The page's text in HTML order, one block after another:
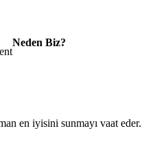
Neden Biz?
en iyisini sunmayı vaat eder.